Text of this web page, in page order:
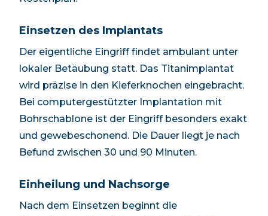
Einsetzen des Implantats
Der eigentliche Eingriff findet ambulant unter
lokaler Betäubung statt. Das Titanimplantat
wird präzise in den Kieferknochen eingebracht.
Bei computergestützter Implantation mit
Bohrschablone ist der Eingriff besonders exakt
und gewebeschonend. Die Dauer liegt je nach
Befund zwischen 30 und 90 Minuten.
Einheilung und Nachsorge
Nach dem Einsetzen beginnt die